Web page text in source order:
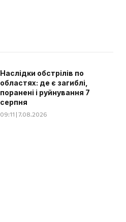
Наслідки обстрілів по
областях: де є загиблі,
поранені і руйнування 7
серпня
09:11 | 7.08.2026